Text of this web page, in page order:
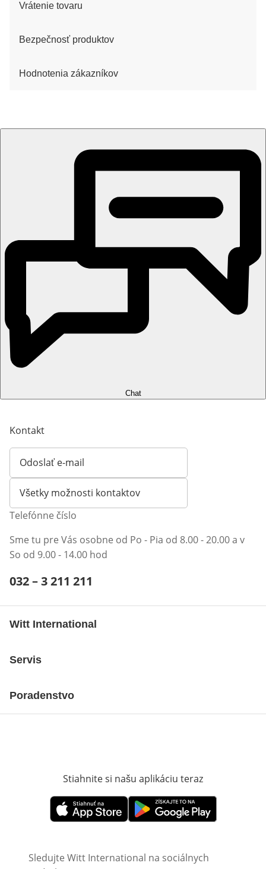
Vrátenie tovaru
Bezpečnosť produktov
Hodnotenia zákazníkov
Chat
Kontakt
Odoslať e-mail
Otvorí e-mailového klienta
Všetky možnosti kontaktov
Telefónne číslo
Sme tu pre Vás osobne od Po - Pia od 8.00 - 20.00 a v
So od 9.00 - 14.00 hod
Telefónne číslo:
032 – 3 211 211
Witt International
Servis
Poradenstvo
Stiahnite si našu aplikáciu teraz
Otvorí sa vnovom okneOtvorí sa vnovom okne
Sledujte Witt International na sociálnych